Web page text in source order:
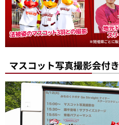
マスコット写真撮影会付